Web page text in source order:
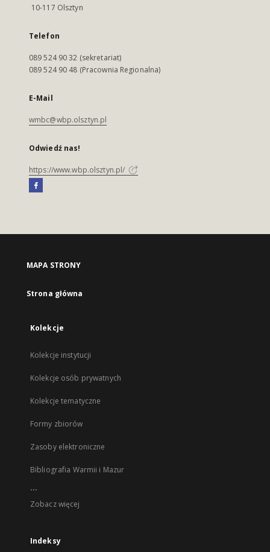
10-117 Olsztyn
Telefon
089 524 90 32 (sekretariat)
089 524 90 48 (Pracownia Regionalna)
E-Mail
wmbc@wbp.olsztyn.pl
Odwiedź nas!
https://www.wbp.olsztyn.pl/
MAPA STRONY
Strona główna
Kolekcje
Kolekcje instytucji
Kolekcje osób prywatnych
Kolekcje tematyczne
Formy zbiorów
Zasoby elektroniczne
Bibliografia Warmii i Mazur
...
Zobacz więcej
Indeksy